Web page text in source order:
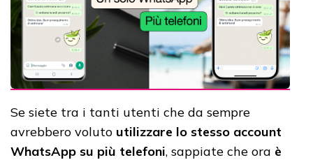
Se siete tra i tanti utenti che da sempre
avrebbero voluto utilizzare lo stesso account
WhatsApp su più telefoni, sappiate che ora è